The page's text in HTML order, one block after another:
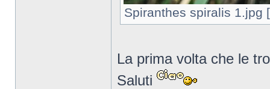
Spiranthes spiralis 1.jpg
La prima volta che le
Saluti